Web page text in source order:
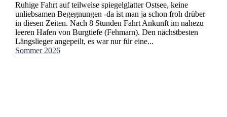
Ruhige Fahrt auf teilweise spiegelglatter Ostsee, keine
unliebsamen Begegnungen -da ist man ja schon froh drüber
in diesen Zeiten. Nach 8 Stunden Fahrt Ankunft im nahezu
leeren Hafen von Burgtiefe (Fehmarn). Den nächstbesten
Längslieger angepeilt, es war nur für eine...
Sommer 2026